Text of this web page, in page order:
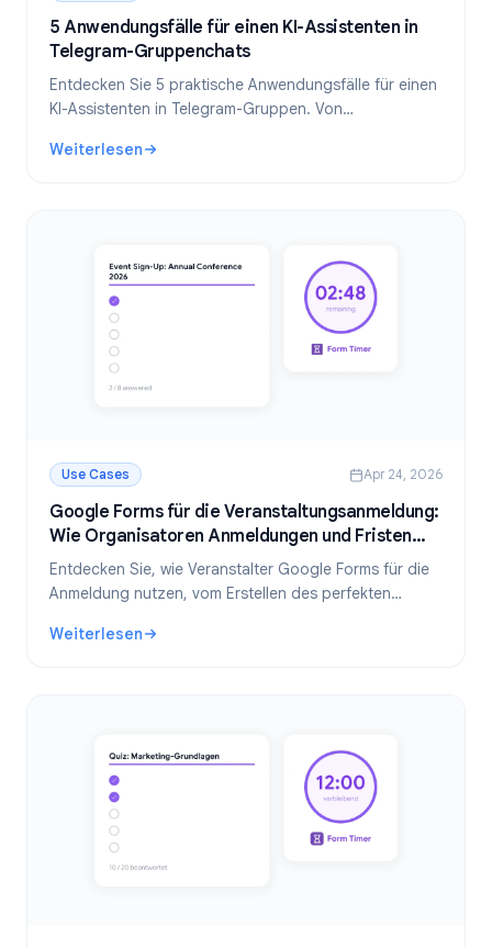
5 Anwendungsfälle für einen KI-Assistenten in
Telegram-Gruppenchats
Entdecken Sie 5 praktische Anwendungsfälle für einen
KI-Assistenten in Telegram-Gruppen. Von
Erfahren Sie, wie KI-Bots Zeit sparen und die Qualität
Weiterlesen
: 5 Anwendungsfälle für einen KI-Assistenten in
Use Cases Apr 24, 2026
Google Forms für die Veranstaltungsanmeldung:
Wie Organisatoren Anmeldungen und Fristen
verwalten
Entdecken Sie, wie Veranstalter Google Forms für die
Anmeldung nutzen, vom Erstellen des perfekten
Verwaltung von Fristen mit Form Timer.
Weiterlesen
: Google Forms für die Veranstaltungsanmeldung: Wie